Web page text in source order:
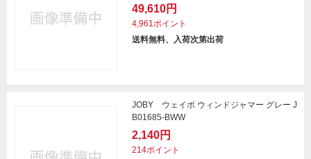
49,610円
4,961ポイント
送料無料、入荷次第出荷
JOBY ウェイボ ウィンドジャマー グレー J
B01685-BWW
2,140円
214ポイント